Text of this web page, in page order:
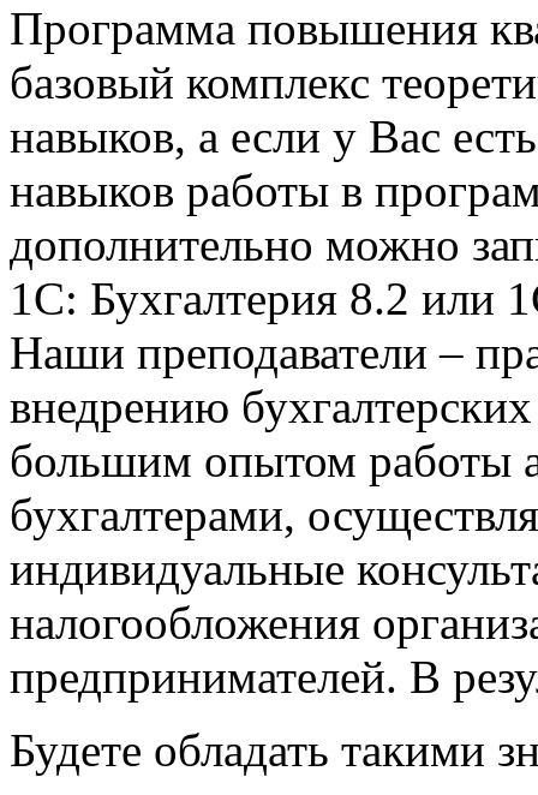
Программа повышения
базовый комплекс
навыков, а если у Вас
навыков работы в
дополнительно можно
1С: Бухгалтерия 8.2 или
Наши преподаватели –
внедрению
большим опытом работы
бухгалтерами,
индивидуальные
налогообложения
предпринимателей. В
Будете обладать такими